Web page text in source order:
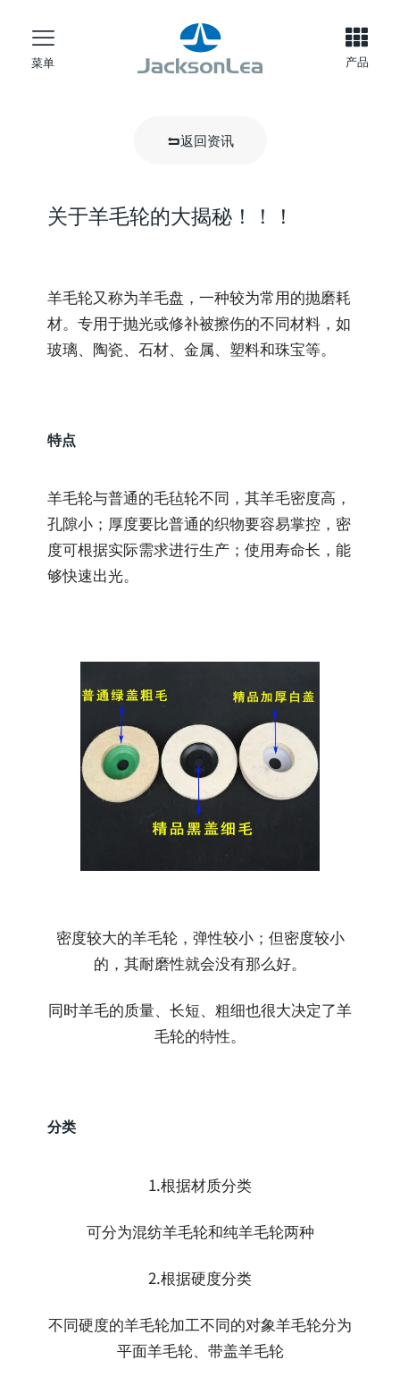
菜单 产品
返回资讯
关于羊毛轮的大揭秘！！！
羊毛轮又称为羊毛盘，一种较为常用的抛磨耗
材。专用于抛光或修补被擦伤的不同材料，如
玻璃、陶瓷、石材、金属、塑料和珠宝等。
特点
羊毛轮与普通的毛毡轮不同，其羊毛密度高，
孔隙小；厚度要比普通的织物要容易掌控，密
度可根据实际需求进行生产；使用寿命长，能
够快速出光。
密度较大的羊毛轮，弹性较小；但密度较小
的，其耐磨性就会没有那么好。
同时羊毛的质量、长短、粗细也很大决定了羊
毛轮的特性。
分类
1.根据材质分类
可分为混纺羊毛轮和纯羊毛轮两种
2.根据硬度分类
不同硬度的羊毛轮加工不同的对象羊毛轮分为
平面羊毛轮、带盖羊毛轮